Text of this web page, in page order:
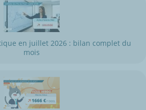
en juillet 2026 : bilan complet du
mois